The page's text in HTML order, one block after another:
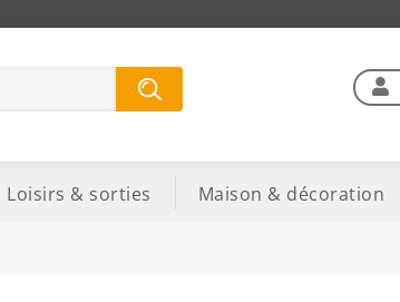
Loisirs & sorties Maison & décoration